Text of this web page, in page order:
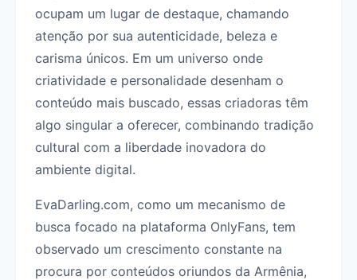
ocupam um lugar de destaque, chamando
atenção por sua autenticidade, beleza e
carisma únicos. Em um universo onde
criatividade e personalidade desenham o
conteúdo mais buscado, essas criadoras têm
algo singular a oferecer, combinando tradição
cultural com a liberdade inovadora do
ambiente digital.
EvaDarling.com, como um mecanismo de
busca focado na plataforma OnlyFans, tem
observado um crescimento constante na
procura por conteúdos oriundos da Armênia,